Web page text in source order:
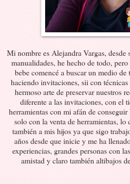
Mi nombre es Alejandra Vargas, desde
manualidades, he hecho de todo,
bebe comencé a buscar un medio
haciendo invitaciones, sii con
hermoso arte de preservar nuestros
diferente a las invitaciones, con el
herramientas con mi afán de
solo con la venta de herramientas,
también a mis hijos ya que sigo
años desde que inicie y me ha
experiencias, grandes personas con
amistad y claro también altibajos